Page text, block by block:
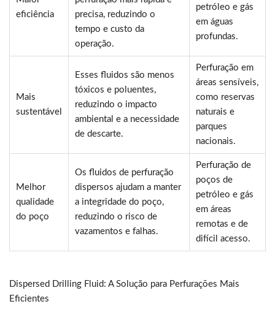
eficiência
precisa, reduzindo o
tempo e custo da
operação.
petróleo e gás
em águas
profundas.
Mais
sustentável
Esses fluidos são menos
tóxicos e poluentes,
reduzindo o impacto
ambiental e a necessidade
de descarte.
Perfuração em
áreas sensíveis,
como reservas
naturais e
parques
nacionais.
Melhor
qualidade
do poço
Os fluidos de perfuração
dispersos ajudam a manter
a integridade do poço,
reduzindo o risco de
vazamentos e falhas.
Perfuração de
poços de
petróleo e gás
em áreas
remotas e de
difícil acesso.
Dispersed Drilling Fluid: A Solução para Perfurações Mais
Eficientes